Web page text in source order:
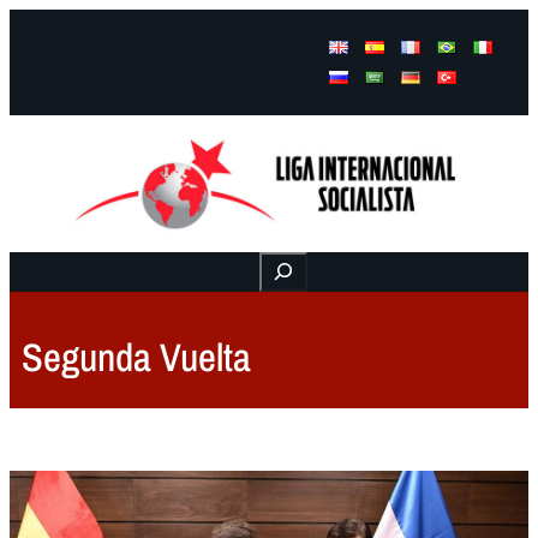
Buscar
Segunda Vuelta